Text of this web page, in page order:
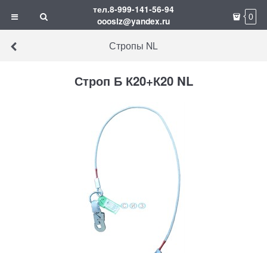
тел.8-999-141-56-94
ooosiz@yandex.ru
0
Стропы NL
Строп Б К20+К20 NL